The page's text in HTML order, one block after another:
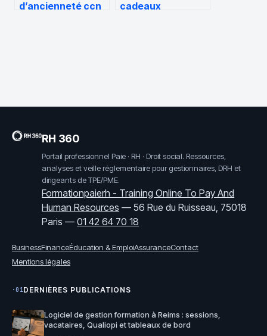
d’ancienneté ccn
cadeaux
RH 360
Portail professionnel Paie · RH · Droit social. Ressources,
analyses et veille réglementaire pour gestionnaires, DRH et
dirigeants de TPE/PME.
Formationpaierh - Training Online To Pay And
Human Resources —56 Rue du Ruisseau, 75018
Paris —01 42 64 70 18
BusinessFinanceÉducation & EmploiAssuranceContact
Mentions légales
·01DERNIÈRES PUBLICATIONS
Logiciel de gestion formation à Reims : sessions,
vacataires, Qualiopi et tableaux de bord